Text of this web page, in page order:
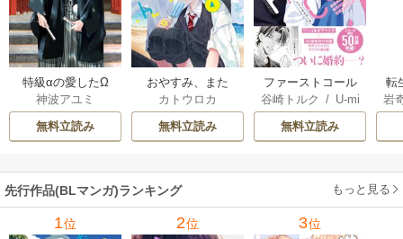
特級αの愛したΩ
神波アユミ
無料立読み
おやすみ、また
ね。ましろくん。
【電子限定漫画付
き】
カトウロカ
無料立読み
ファーストコール
～童貞外科医、年
下ヤクザの嫁にさ
れそうです！～
ア限定描き下ろし
谷崎トルク / U-mi
n
無料立読み
転
な
岩
先行作品(BLマンガ)ランキング もっと見る
1位 2位 3位